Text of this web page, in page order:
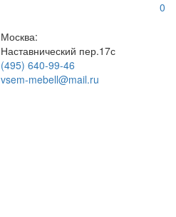
0
Москва:
Наставнический пер.17с
(495) 640-99-46
vsem-mebell@mail.ru